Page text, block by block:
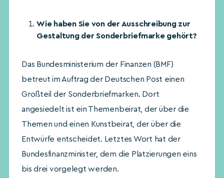
Wie haben Sie von der Ausschreibung zur
Gestaltung der Sonderbriefmarke gehört?
Das Bundesministerium der Finanzen (BMF)
betreut im Auftrag der Deutschen Post einen
Großteil der Sonderbriefmarken. Dort
angesiedelt ist ein Themenbeirat, der über die
Themen und einen Kunstbeirat, der über die
Entwürfe entscheidet. Letztes Wort hat der
Bundesfinanzminister, dem die Platzierungen eins
bis drei vorgelegt werden.